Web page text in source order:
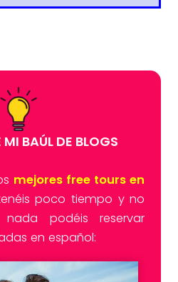
BAÚL DE BLOGS
mejores free tours en
poco tiempo y no
nada podéis reservar
en español: